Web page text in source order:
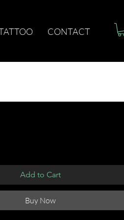
CONTACT
Add to Cart
Buy Now